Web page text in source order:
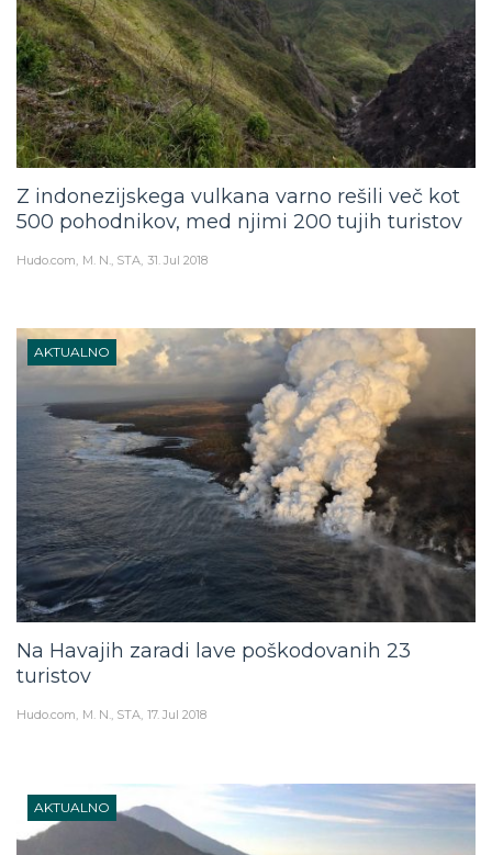
Z indonezijskega vulkana varno rešili več kot
500 pohodnikov, med njimi 200 tujih turistov
Hudo.com M. N., STA 31. Jul 2018
AKTUALNO
Na Havajih zaradi lave poškodovanih 23
turistov
Hudo.com M. N., STA 17. Jul 2018
AKTUALNO